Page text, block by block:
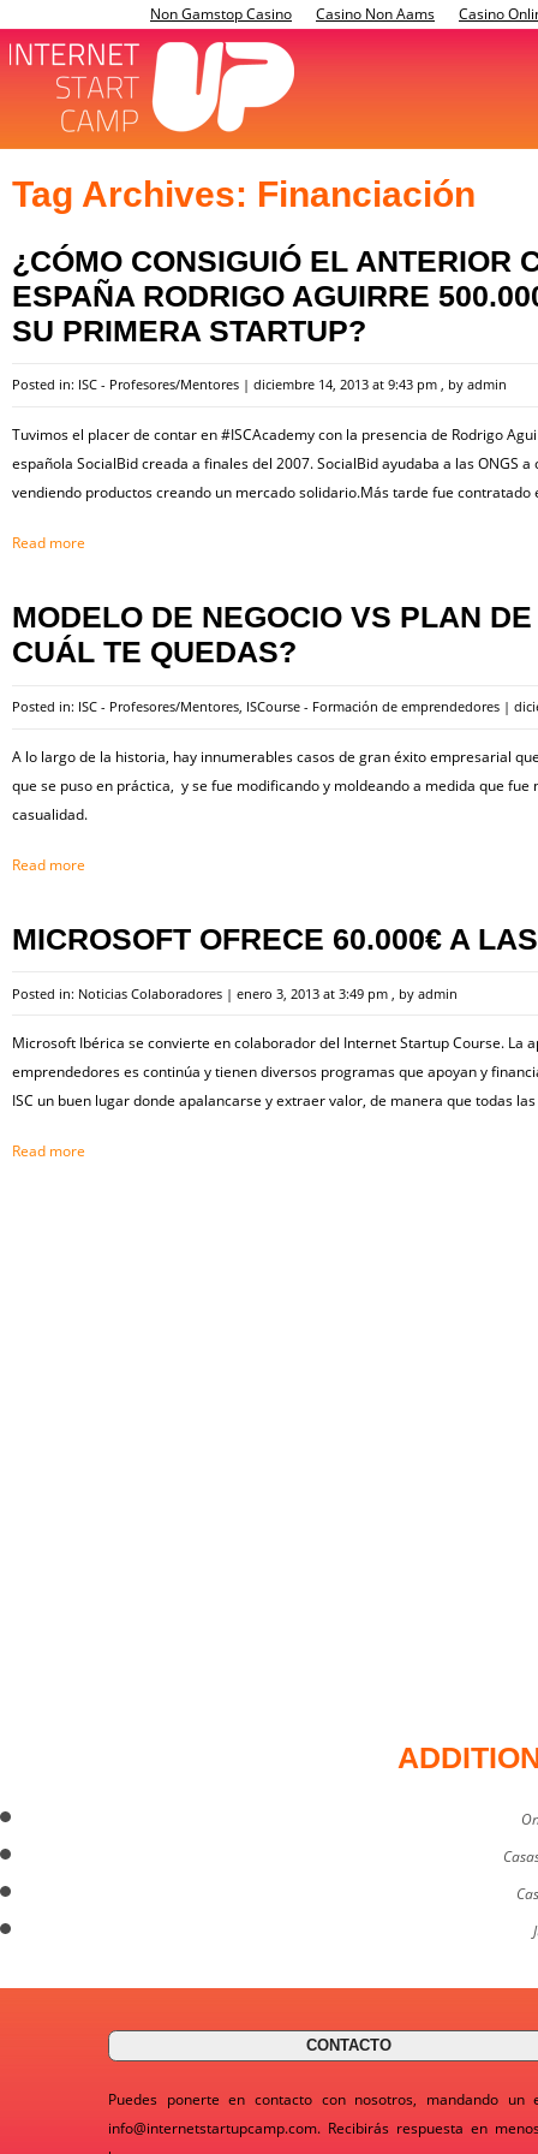
Non Gamstop Casino Casino Non Aams Casino
Tag Archives: Financiación
¿CÓMO CONSIGUIÓ EL ANTERIOR
ESPAÑA RODRIGO AGUIRRE
SU PRIMERA STARTUP?
Posted in: ISC - Profesores/Mentores | diciembre 14, 2013 at 9:43 pm , by admin
Tuvimos el placer de contar en #ISCAcademy con la presencia de Rodrigo
española SocialBid creada a finales del 2007. SocialBid ayudaba a las ONGS
vendiendo productos creando un mercado solidario.Más tarde fue contratado
Read more
MODELO DE NEGOCIO VS PLAN
CUÁL TE QUEDAS?
Posted in: ISC - Profesores/Mentores, ISCourse - Formación de emprendedores |
A lo largo de la historia, hay innumerables casos de gran éxito empresarial
que se puso en práctica, y se fue modificando y moldeando a medida que
casualidad.
Read more
MICROSOFT OFRECE 60.000€ A
Posted in: Noticias Colaboradores | enero 3, 2013 at 3:49 pm , by admin
Microsoft Ibérica se convierte en colaborador del Internet Startup Course. La
emprendedores es continúa y tienen diversos programas que apoyan y
ISC un buen lugar donde apalancarse y extraer valor, de manera que todas las
Read more
CONTACTO
Puedes ponerte en contacto con nosotros, mandando un
info@internetstartupcamp.com. Recibirás respuesta en